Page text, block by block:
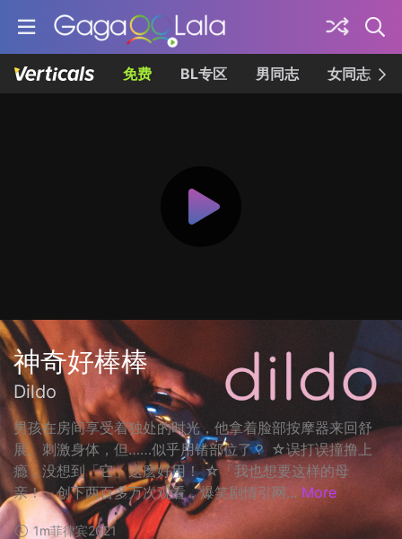
免费 BL专区 男同志 女同志
神奇好棒棒
Dildo
男孩在房间享受着独处的时光，他拿着脸部按摩器来回舒
展、刺激身体，但……似乎用错部位了？ ☆误打误撞撸上
瘾，没想到「它」这麽好用！ ☆「我也想要这样的母
亲！」创下两百多万次观看，爆笑剧情引网... More
1m菲律宾2021